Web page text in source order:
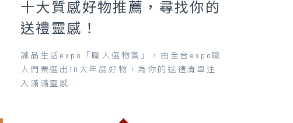
十大質感好物推薦，尋找你的
送禮靈感！
誠品生活expo「職人選物賞」，由全台expo職
人們票選出10大年度好物，為你的送禮清單注
入滿滿靈感...